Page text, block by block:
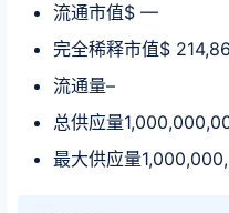
流通市值$ —
完全稀释市值$
流通量–
总供应量
最大供应量